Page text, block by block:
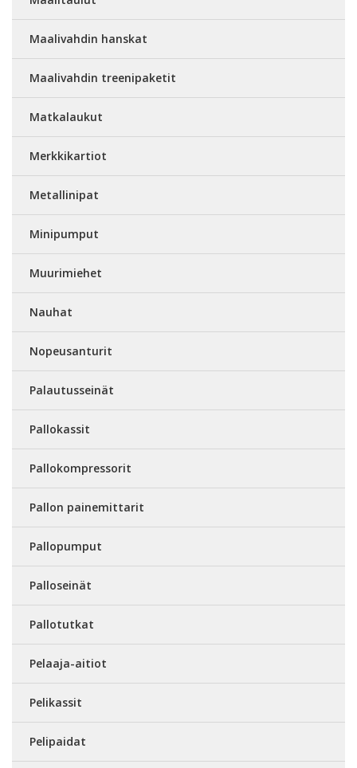
Maalivahdin hanskat
Maalivahdin treenipaketit
Matkalaukut
Merkkikartiot
Metallinipat
Minipumput
Muurimiehet
Nauhat
Nopeusanturit
Palautusseinät
Pallokassit
Pallokompressorit
Pallon painemittarit
Pallopumput
Palloseinät
Pallotutkat
Pelaaja-aitiot
Pelikassit
Pelipaidat